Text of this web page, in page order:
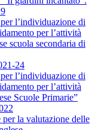
l’individuazione di
per l’attività
scuola secondaria di
24
l’individuazione di
per l’attività
Scuole Primarie”
la valutazione delle